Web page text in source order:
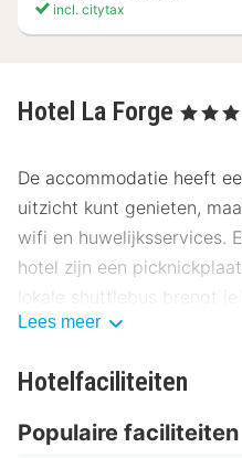
incl. citytax
Hotel La Forge , 3 Sterren
De accommodatie heeft
uitzicht kunt genieten,
wifi en huwelijksservices.
hotel zijn een
lokale shuttlebus brengt
bezienswaardigheden.
Bij Aux Delices d'Alice,
geserveerd. Je kunt ook
Lees meer
Hotelfaciliteiten
Populaire faciliteiten